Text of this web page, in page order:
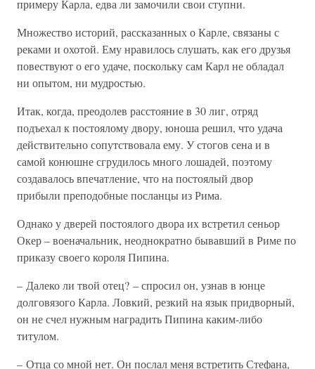
примеру Карла, едва ли замочили свои ступни.
Множество историй, рассказанных о Карле, связаны с
реками и охотой. Ему нравилось слушать, как его друзья
повествуют о его удаче, поскольку сам Карл не обладал
ни опытом, ни мудростью.
Итак, когда, преодолев расстояние в 30 лиг, отряд
подъехал к постоялому двору, юноша решил, что удача
действительно сопутствовала ему. У стогов сена и в
самой конюшне сгрудилось много лошадей, поэтому
создавалось впечатление, что на постоялый двор
прибыли преподобные посланцы из Рима.
Однако у дверей постоялого двора их встретил сеньор
Окер – военачальник, неоднократно бывавший в Риме по
приказу своего короля Пипина.
– Далеко ли твой отец? – спросил он, узнав в юнце
долговязого Карла. Ловкий, резкий на язык придворный,
он не счел нужным наградить Пипина каким-либо
титулом.
– Отца со мной нет. Он послал меня встретить Стефана,